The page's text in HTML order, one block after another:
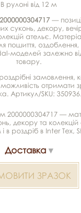
В рулоні від 12 м
—
суконь, декору,
ательє.
пошиття,
моделей залежно від
товару.
замовлення,
отримати
Артикул/SKU: 350936.
2000000304717 —
декору та колекцій
в роздріб в Inter Tex,
Доставка
ЗРАЗОК